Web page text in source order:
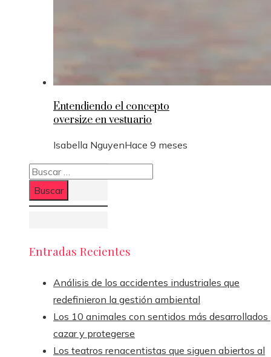
Entendiendo el concepto
oversize en vestuario
Isabella NguyenHace 9 meses
Buscar:
Entradas Recientes
Análisis de los accidentes industriales que
redefinieron la gestión ambiental
Los 10 animales con sentidos más desarrollados
cazar y protegerse
Los teatros renacentistas que siguen abiertos al